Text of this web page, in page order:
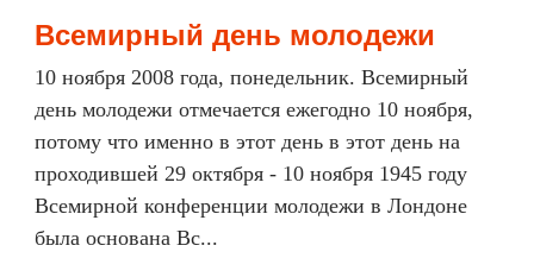
Всемирный день молодежи
10 ноября 2008 года, понедельник. Всемирный
день молодежи отмечается ежегодно 10 ноября,
потому что именно в этот день в этот день на
проходившей 29 октября - 10 ноября 1945 году
Всемирной конференции молодежи в Лондоне
была основана Вс...